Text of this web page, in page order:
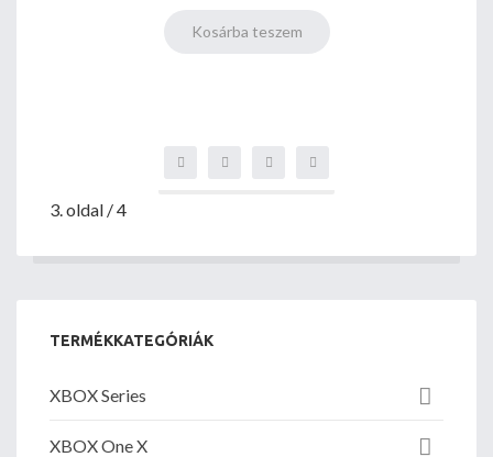
3. oldal / 4
TERMÉKKATEGÓRIÁK
XBOX Series
XBOX One X